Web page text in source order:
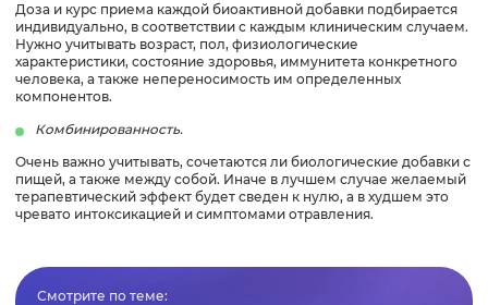
Доза и курс приема каждой биоактивной добавки подбирается
индивидуально, в соответствии с каждым клиническим случаем.
Нужно учитывать возраст, пол, физиологические
характеристики, состояние здоровья, иммунитета конкретного
человека, а также непереносимость им определенных
компонентов.
Комбинированность.
Очень важно учитывать, сочетаются ли биологические добавки с
пищей, а также между собой. Иначе в лучшем случае желаемый
терапевтический эффект будет сведен к нулю, а в худшем это
чревато интоксикацией и симптомами отравления.
Смотрите по теме: